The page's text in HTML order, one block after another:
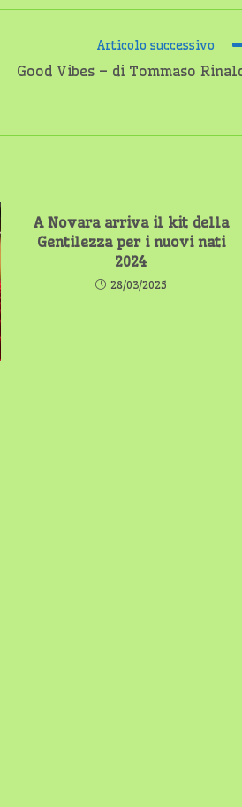
Articolo successivo
Good Vibes – di Tommaso
A Novara arriva il kit della
Gentilezza per i nuovi nati
2024
28/03/2025